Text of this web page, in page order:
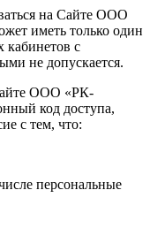
на Сайте ООО
иметь только один
с
не допускается.
ООО «РК-
код доступа,
с тем, что:
персональные